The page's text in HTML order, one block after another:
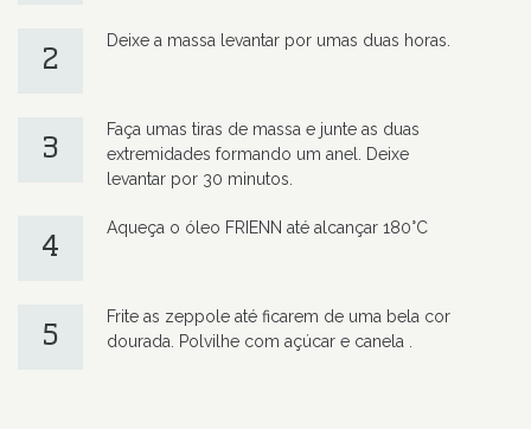
2
Deixe a massa levantar por umas duas horas.
3
Faça umas tiras de massa e junte as duas
extremidades formando um anel. Deixe
levantar por 30 minutos.
4
Aqueça o óleo FRIENN até alcançar 180°C
5
Frite as zeppole até ficarem de uma bela cor
dourada. Polvilhe com açúcar e canela